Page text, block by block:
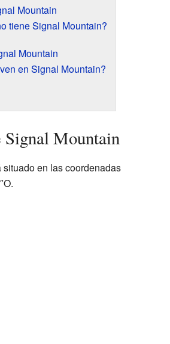
Mountain
tiene Signal Mountain?
Mountain
en Signal Mountain?
Signal Mountain
en las coordenadas